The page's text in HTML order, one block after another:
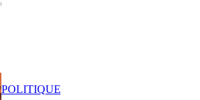
POLITIQUE